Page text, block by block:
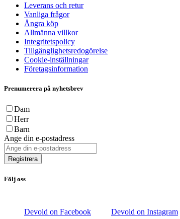
Leverans och retur
Vanliga frågor
Ångra köp
Allmänna villkor
Integritetspolicy
Tillgänglighetsredogörelse
Cookie-inställningar
Företagsinformation
Prenumerera på nyhetsbrev
Dam
Herr
Barn
Ange din e-postadress
Registrera
Följ oss
Devold on Facebook Devold on Instagram